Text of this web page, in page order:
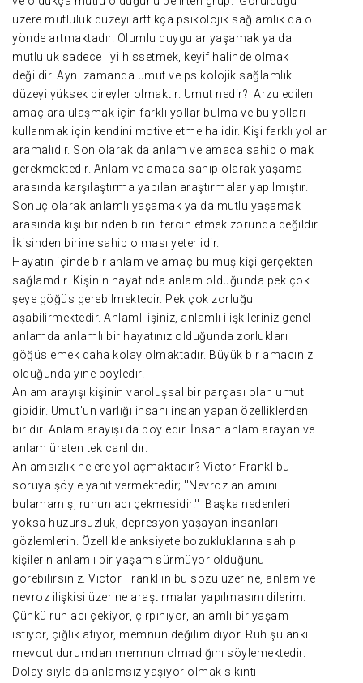
üzere mutluluk düzeyi arttıkça psikolojik sağlamlık da o
yönde artmaktadır. Olumlu duygular yaşamak ya da
mutluluk sadece iyi hissetmek, keyif halinde olmak
değildir. Aynı zamanda umut ve psikolojik sağlamlık
düzeyi yüksek bireyler olmaktır. Umut nedir? Arzu edilen
amaçlara ulaşmak için farklı yollar bulma ve bu yolları
kullanmak için kendini motive etme halidir. Kişi farklı yollar
aramalıdır. Son olarak da anlam ve amaca sahip olmak
gerekmektedir. Anlam ve amaca sahip olarak yaşama
arasında karşılaştırma yapılan araştırmalar yapılmıştır.
Sonuç olarak anlamlı yaşamak ya da mutlu yaşamak
arasında kişi birinden birini tercih etmek zorunda değildir.
İkisinden birine sahip olması yeterlidir.
Hayatın içinde bir anlam ve amaç bulmuş kişi gerçekten
sağlamdır. Kişinin hayatında anlam olduğunda pek çok
şeye göğüs gerebilmektedir. Pek çok zorluğu
aşabilirmektedir. Anlamlı işiniz, anlamlı ilişkileriniz genel
anlamda anlamlı bir hayatınız olduğunda zorlukları
göğüslemek daha kolay olmaktadır. Büyük bir amacınız
olduğunda yine böyledir.
Anlam arayışı kişinin varoluşsal bir parçası olan umut
gibidir. Umut'un varlığı insanı insan yapan özelliklerden
biridir. Anlam arayışı da böyledir. İnsan anlam arayan ve
anlam üreten tek canlıdır.
Anlamsızlık nelere yol açmaktadır? Victor Frankl bu
soruya şöyle yanıt vermektedir; ''Nevroz anlamını
bulamamış, ruhun acı çekmesidir.'' Başka nedenleri
yoksa huzursuzluk, depresyon yaşayan insanları
gözlemlerin. Özellikle anksiyete bozukluklarına sahip
kişilerin anlamlı bir yaşam sürmüyor olduğunu
görebilirsiniz. Victor Frankl'ın bu sözü üzerine, anlam ve
nevroz ilişkisi üzerine araştırmalar yapılmasını dilerim.
Çünkü ruh acı çekiyor, çırpınıyor, anlamlı bir yaşam
istiyor, çığlık atıyor, memnun değilim diyor. Ruh şu anki
mevcut durumdan memnun olmadığını söylemektedir.
Dolayısıyla da anlamsız yaşıyor olmak sıkıntı